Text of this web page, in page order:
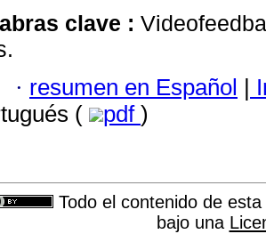
clave :
· resumen en Español |
(
pdf )
Todo el contenido de
bajo una